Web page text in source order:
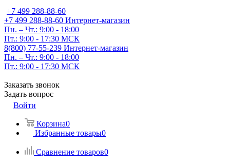
+7 499 288-88-60
+7 499 288-88-60 Интернет-магазин
Пн. – Чт.: 9:00 - 18:00
Пт.: 9:00 - 17:30 МСК
8(800) 77-55-239 Интернет-магазин
Пн. – Чт.: 9:00 - 18:00
Пт.: 9:00 - 17:30 МСК
Заказать звонок
Задать вопрос
Войти
Корзина0
Избранные товары0
Сравнение товаров0